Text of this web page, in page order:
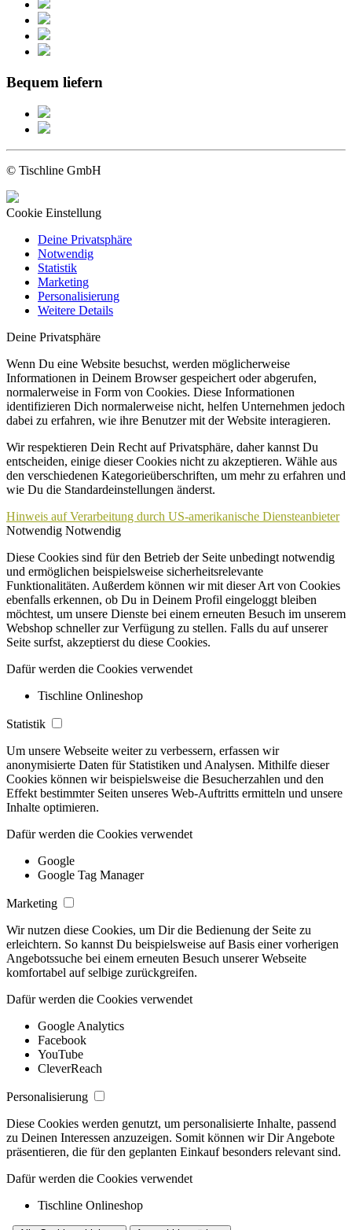
Bequem liefern
© Tischline GmbH
Cookie Einstellung
Deine Privatsphäre
Notwendig
Statistik
Marketing
Personalisierung
Weitere Details
Deine Privatsphäre
Wenn Du eine Website besuchst, werden möglicherweise
Informationen in Deinem Browser gespeichert oder abgerufen,
normalerweise in Form von Cookies. Diese Informationen
identifizieren Dich normalerweise nicht, helfen Unternehmen jedoch
dabei zu erfahren, wie ihre Benutzer mit der Website interagieren.
Wir respektieren Dein Recht auf Privatsphäre, daher kannst Du
entscheiden, einige dieser Cookies nicht zu akzeptieren. Wähle aus
den verschiedenen Kategorieüberschriften, um mehr zu erfahren und
wie Du die Standardeinstellungen änderst.
Hinweis auf Verarbeitung durch US-amerikanische Diensteanbieter
Notwendig Notwendig
Diese Cookies sind für den Betrieb der Seite unbedingt notwendig
und ermöglichen beispielsweise sicherheitsrelevante
Funktionalitäten. Außerdem können wir mit dieser Art von Cookies
ebenfalls erkennen, ob Du in Deinem Profil eingeloggt bleiben
möchtest, um unsere Dienste bei einem erneuten Besuch im unserem
Webshop schneller zur Verfügung zu stellen. Falls du auf unserer
Seite surfst, akzeptierst du diese Cookies.
Dafür werden die Cookies verwendet
Tischline Onlineshop
Statistik
Um unsere Webseite weiter zu verbessern, erfassen wir
anonymisierte Daten für Statistiken und Analysen. Mithilfe dieser
Cookies können wir beispielsweise die Besucherzahlen und den
Effekt bestimmter Seiten unseres Web-Auftritts ermitteln und unsere
Inhalte optimieren.
Dafür werden die Cookies verwendet
Google
Google Tag Manager
Marketing
Wir nutzen diese Cookies, um Dir die Bedienung der Seite zu
erleichtern. So kannst Du beispielsweise auf Basis einer vorherigen
Angebotssuche bei einem erneuten Besuch unserer Webseite
komfortabel auf selbige zurückgreifen.
Dafür werden die Cookies verwendet
Google Analytics
Facebook
YouTube
CleverReach
Personalisierung
Diese Cookies werden genutzt, um personalisierte Inhalte, passend
zu Deinen Interessen anzuzeigen. Somit können wir Dir Angebote
präsentieren, die für den geplanten Einkauf besonders relevant sind.
Dafür werden die Cookies verwendet
Tischline Onlineshop